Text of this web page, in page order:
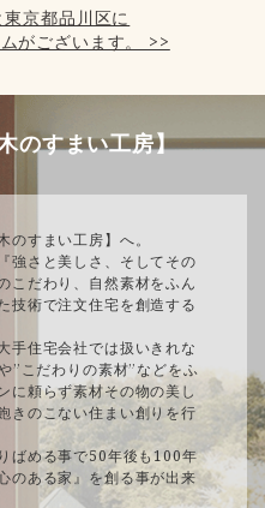
京都品川区に
がございます。 >>
のすまい工房】
すまい工房】へ。
強さと美しさ、そしてその
こだわり、自然素材をふん
技術で注文住宅を創造する
手住宅会社では扱いきれな
”こだわりの素材”などをふ
に頼らず素材その物の美し
きのこない住まい創りを行
ばめる事で50年後も100年
のある家』を創る事が出来